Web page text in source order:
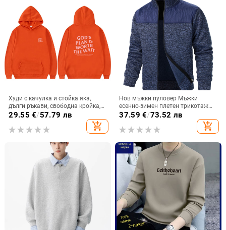
Худи с качулка и стойка яка,
дълги ръкави, свободна кройка,
печат/рисуван дизайн, джоб
патч, спортен стил, за възрастни
29.55 €/57.79 лв
add_shopping_cart
Нов мъжки пуловер Мъжки
есенно-зимен плетен трикотаж
Мъжки жилетка с цип
37.59 €/73.52 лв
add_shopping_cart